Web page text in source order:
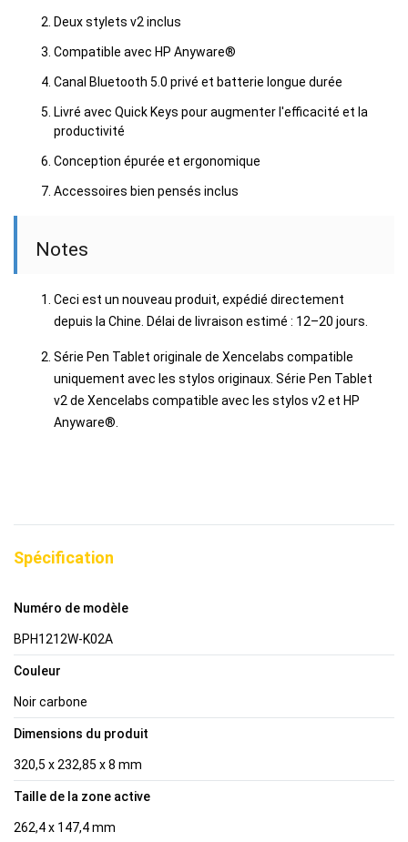
Deux stylets v2 inclus
Compatible avec HP Anyware®
Canal Bluetooth 5.0 privé et batterie longue durée
Livré avec Quick Keys pour augmenter l'efficacité et la
productivité
Conception épurée et ergonomique
Accessoires bien pensés inclus
Notes
Ceci est un nouveau produit, expédié directement
depuis la Chine. Délai de livraison estimé : 12–20 jours.
Série Pen Tablet originale de Xencelabs compatible
uniquement avec les stylos originaux. Série Pen Tablet
v2 de Xencelabs compatible avec les stylos v2 et HP
Anyware®.
Spécification
Numéro de modèle
BPH1212W-K02A
Couleur
Noir carbone
Dimensions du produit
320,5 x 232,85 x 8 mm
Taille de la zone active
262,4 x 147,4 mm